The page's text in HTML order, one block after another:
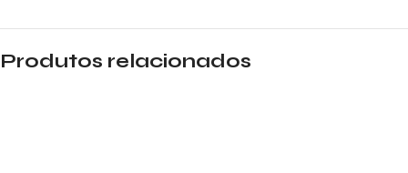
Produtos relacionados